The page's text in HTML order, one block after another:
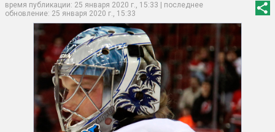
время публикации: 25 января 2020 г., 15:33 | последнее
обновление: 25 января 2020 г., 15:33